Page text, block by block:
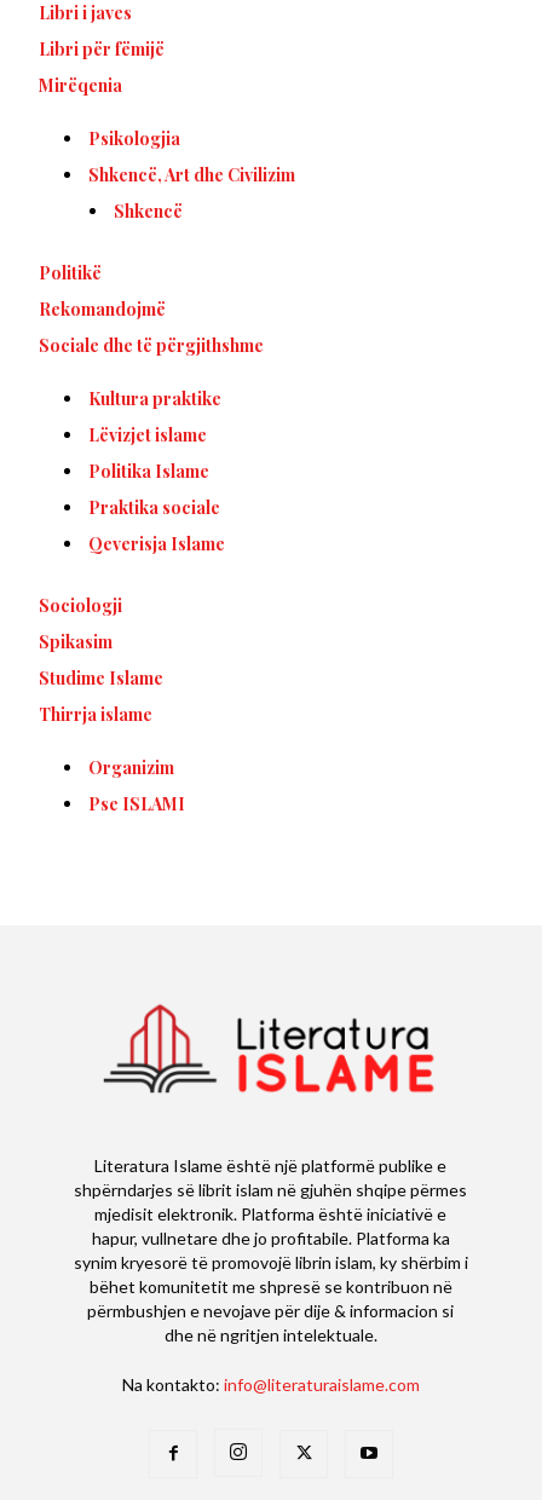
Libri i javes
Libri për fëmijë
Mirëqenia
Psikologjia
Shkencë, Art dhe Civilizim
Shkencë
Politikë
Rekomandojmë
Sociale dhe të përgjithshme
Kultura praktike
Lëvizjet islame
Politika Islame
Praktika sociale
Qeverisja Islame
Sociologji
Spikasim
Studime Islame
Thirrja islame
Organizim
Pse ISLAMI
Literatura Islame është një platformë publike e
shpërndarjes së librit islam në gjuhën shqipe përmes
mjedisit elektronik. Platforma është iniciativë e
hapur, vullnetare dhe jo profitabile. Platforma ka
synim kryesorë të promovojë librin islam, ky shërbim i
bëhet komunitetit me shpresë se kontribuon në
përmbushjen e nevojave për dije & informacion si
dhe në ngritjen intelektuale.
Na kontakto: info@literaturaislame.com